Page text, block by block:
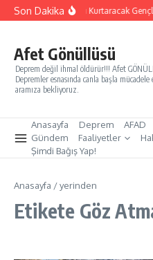
İçeriğe atla
Son DakikaYarınları Kurtaracak
Afet Gönüllüsü
Deprem değil ihmal öldürür!!! Afet
Depremler esnasında canla başla
aramıza bekliyoruz.
Anasayfa Deprem AFAD
Gündem
Faaliyetler
Şimdi Bağış Yap!
Anasayfa /yerinden
Etikete Göz